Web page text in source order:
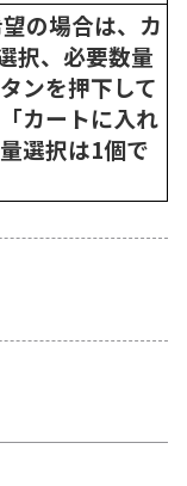
の場合は、カ
択、必要数量
ンを押下して
カートに入れ
選択は1個で